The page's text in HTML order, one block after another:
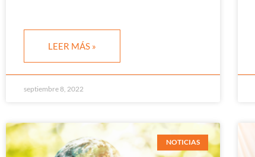
LEER MÁS »
septiembre 8, 2022
NOTICIAS